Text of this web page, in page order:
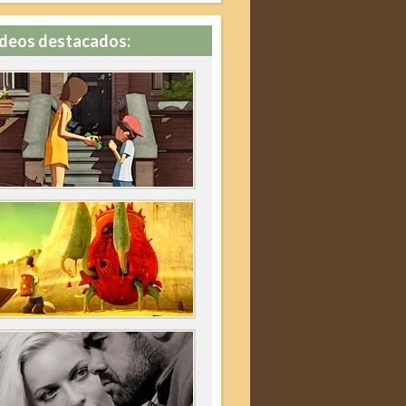
destacados: